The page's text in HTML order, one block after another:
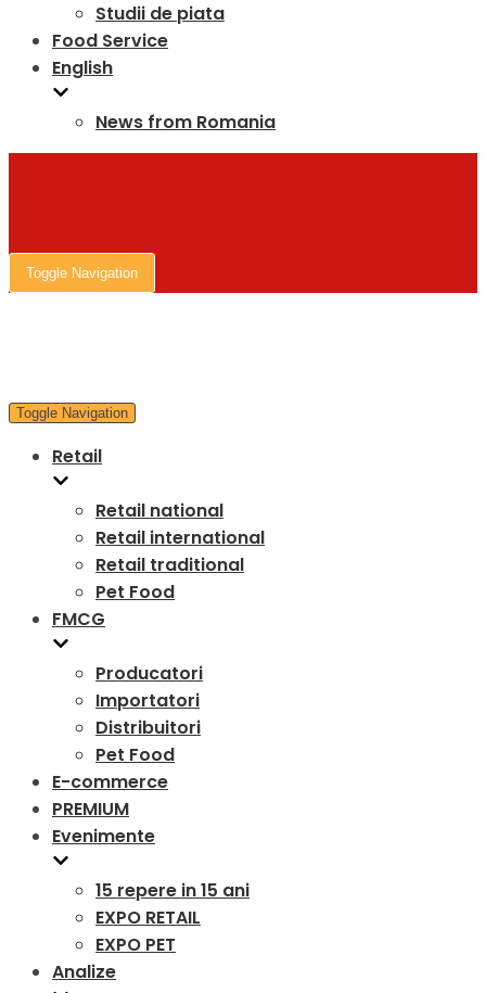
Studii de piata
Food Service
English
News from Romania
Toggle Navigation
Toggle Navigation
Retail
Retail national
Retail international
Retail traditional
Pet Food
FMCG
Producatori
Importatori
Distribuitori
Pet Food
E-commerce
PREMIUM
Evenimente
15 repere in 15 ani
EXPO RETAIL
EXPO PET
Analize